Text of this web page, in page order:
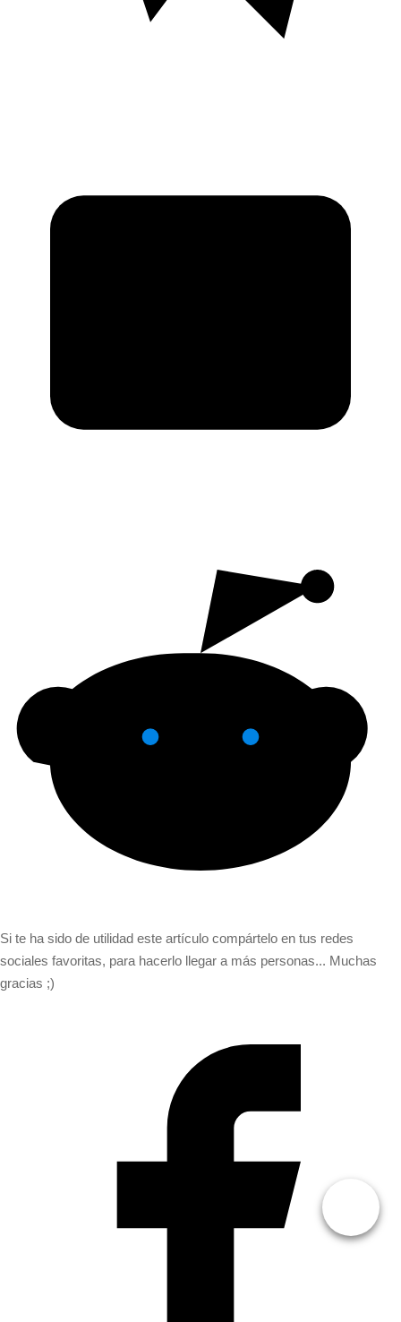
Si te ha sido de utilidad este artículo compártelo en tus redes
sociales favoritas, para hacerlo llegar a más personas... Muchas
gracias ;)